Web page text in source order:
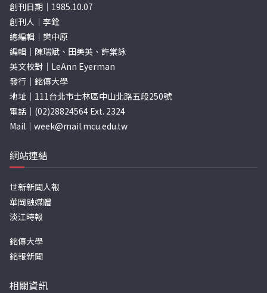
創刊日期｜1985.10.07
創刊人｜李銓
總編輯｜樊中原
編輯｜陳瑞斌、田美英、許棠詠
英文校對｜LeAnn Eyerman
發行｜銘傳大學
地址｜111台北市士林區中山北路五段250號
電話｜(02)28824564 Ext. 2324
Mail｜ week@mail.mcu.edu.tw
網站連結
世新新聞人報
華岡融媒體
淡江時報
銘傳大學
銘報新聞
相關資訊